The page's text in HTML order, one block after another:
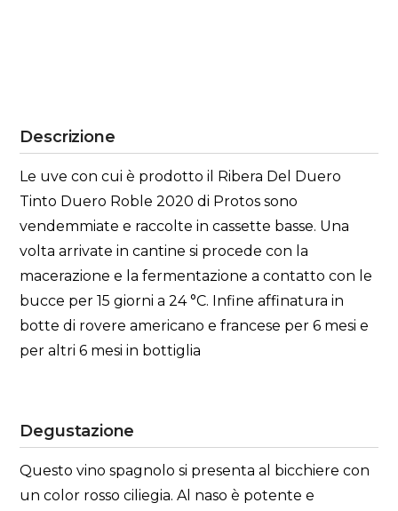
Descrizione
Le uve con cui è prodotto il Ribera Del Duero
Tinto Duero Roble 2020 di Protos sono
vendemmiate e raccolte in cassette basse. Una
volta arrivate in cantine si procede con la
macerazione e la fermentazione a contatto con le
bucce per 15 giorni a 24 °C. Infine affinatura in
botte di rovere americano e francese per 6 mesi e
per altri 6 mesi in bottiglia
Degustazione
Questo vino spagnolo si presenta al bicchiere con
un color rosso ciliegia. Al naso è potente e